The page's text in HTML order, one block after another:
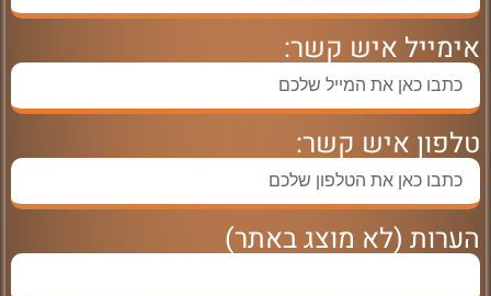
אימייל איש קשר:
טלפון איש קשר:
הערות (לא מוצג באתר)